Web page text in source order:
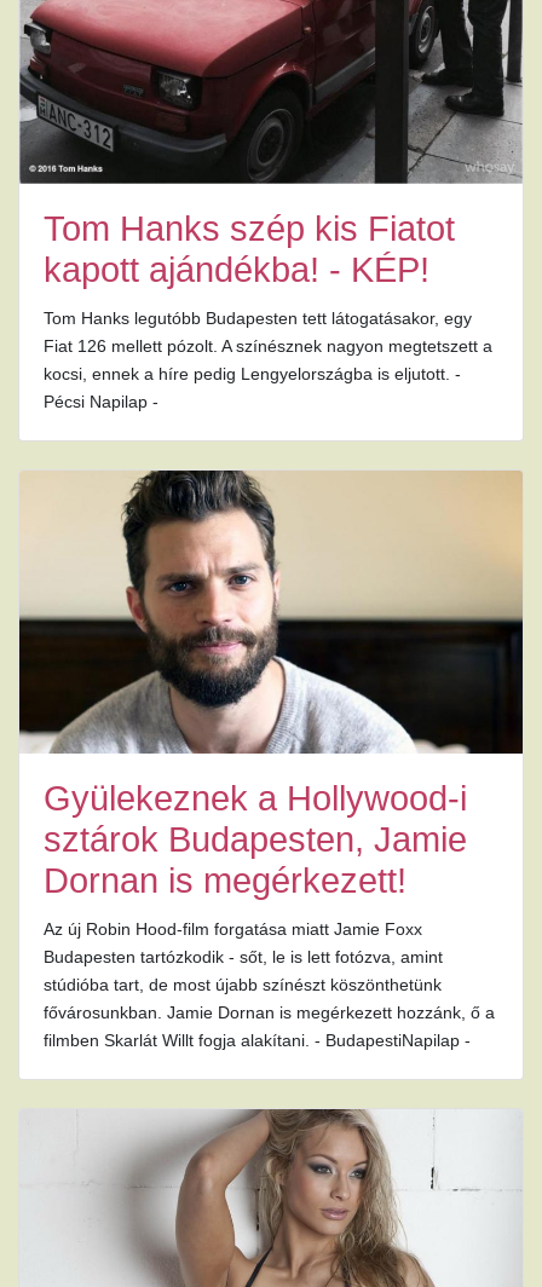
Tom Hanks szép kis Fiatot
kapott ajándékba! - KÉP!
Tom Hanks legutóbb Budapesten tett látogatásakor, egy
Fiat 126 mellett pózolt. A színésznek nagyon megtetszett a
kocsi, ennek a híre pedig Lengyelországba is eljutott. -
Pécsi Napilap -
Gyülekeznek a Hollywood-i
sztárok Budapesten, Jamie
Dornan is megérkezett!
Az új Robin Hood-film forgatása miatt Jamie Foxx
Budapesten tartózkodik - sőt, le is lett fotózva, amint
stúdióba tart, de most újabb színészt köszönthetünk
fővárosunkban. Jamie Dornan is megérkezett hozzánk, ő a
filmben Skarlát Willt fogja alakítani. - BudapestiNapilap -